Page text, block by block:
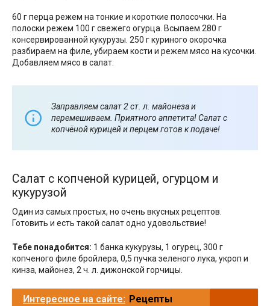
60 г перца режем на тонкие и короткие полосочки. На
полоски режем 100 г свежего огурца. Всыпаем 280 г
консервированной кукурузы. 250 г куриного окорочка
разбираем на филе, убираем кости и режем мясо на кусочки.
Добавляем мясо в салат.
Заправляем салат 2 ст. л. майонеза и
перемешиваем. Приятного аппетита! Салат с
копчёной курицей и перцем готов к подаче!
Салат с копченой курицей, огурцом и
кукурузой
Один из самых простых, но очень вкусных рецептов.
Готовить и есть такой салат одно удовольствие!
Тебе понадобится: 1 банка кукурузы, 1 огурец, 300 г
копченого филе бройлера, 0,5 пучка зеленого лука, укроп и
кинза, майонез, 2 ч. л. дижонской горчицы.
Интересное на сайте: Рецепты